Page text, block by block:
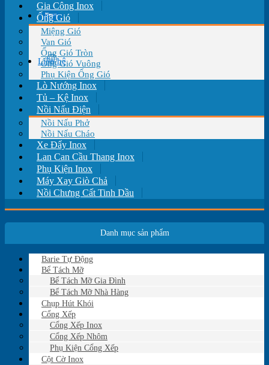
Tin tức
Liên hệ
Gia Công Inox
Ống Gió
Miệng Gió
Van Gió
Ống Gió Tròn
Ống Gió Vuông
Phụ Kiện Ống Gió
Lò Nướng Inox
Tủ – Kệ Inox
Nồi Nấu Điện
Nồi Nấu Phở
Nồi Nấu Cháo
Xe Đẩy Inox
Lan Can Cầu Thang Inox
Phụ Kiện Inox
Máy Xay Giò Chả
Nồi Chưng Cất Tinh Dầu
Danh mục sản phẩm
Barie Tự Động
Bể Tách Mỡ
Bể Tách Mỡ Gia Đình
Bể Tách Mỡ Nhà Hàng
Chụp Hút Khói
Cổng Xếp
Cổng Xếp Inox
Cổng Xếp Nhôm
Phụ Kiện Cổng Xếp
Cột Cờ Inox